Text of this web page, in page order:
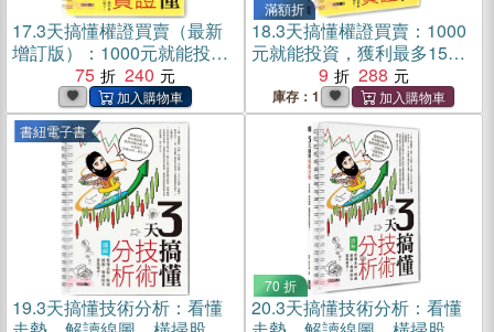
17.3天搞懂權證買賣（最新
增訂版）：1000元就能投
資，獲利最多15倍，存款簿
多一個0！(電子書)
75 240
滿額折
18.3天搞懂權證買賣：1000
元就能投資，獲利最多15
倍，存款簿多一個0！
9 288
庫存：1
書紐電子書
19.3天搞懂技術分析：看懂
70 折
20.3天搞懂技術分析：看懂